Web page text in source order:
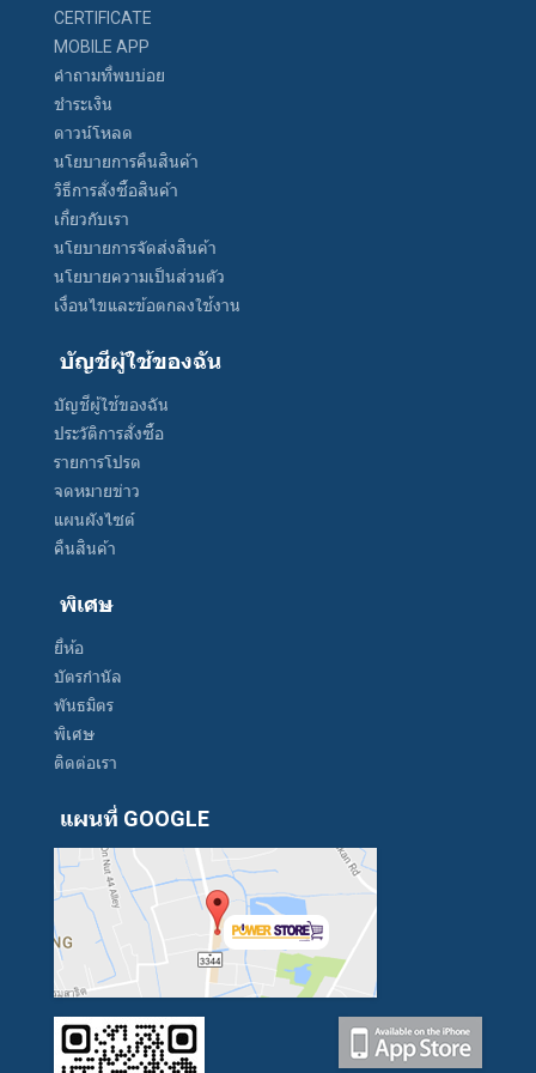
CERTIFICATE
MOBILE APP
คำถามที่พบบ่อย
ชำระเงิน
ดาวน์โหลด
นโยบายการคืนสินค้า
วิธีการสั่งซื้อสินค้า
เกี่ยวกับเรา
นโยบายการจัดส่งสินค้า
นโยบายความเป็นส่วนตัว
เงื่อนไขและข้อตกลงใช้งาน
บัญชีผู้ใช้ของฉัน
บัญชีผู้ใช้ของฉัน
ประวัติการสั่งซื้อ
รายการโปรด
จดหมายข่าว
แผนผังไซต์
คืนสินค้า
พิเศษ
ยี่ห้อ
บัตรกำนัล
พันธมิตร
พิเศษ
ติดต่อเรา
แผนที่ GOOGLE